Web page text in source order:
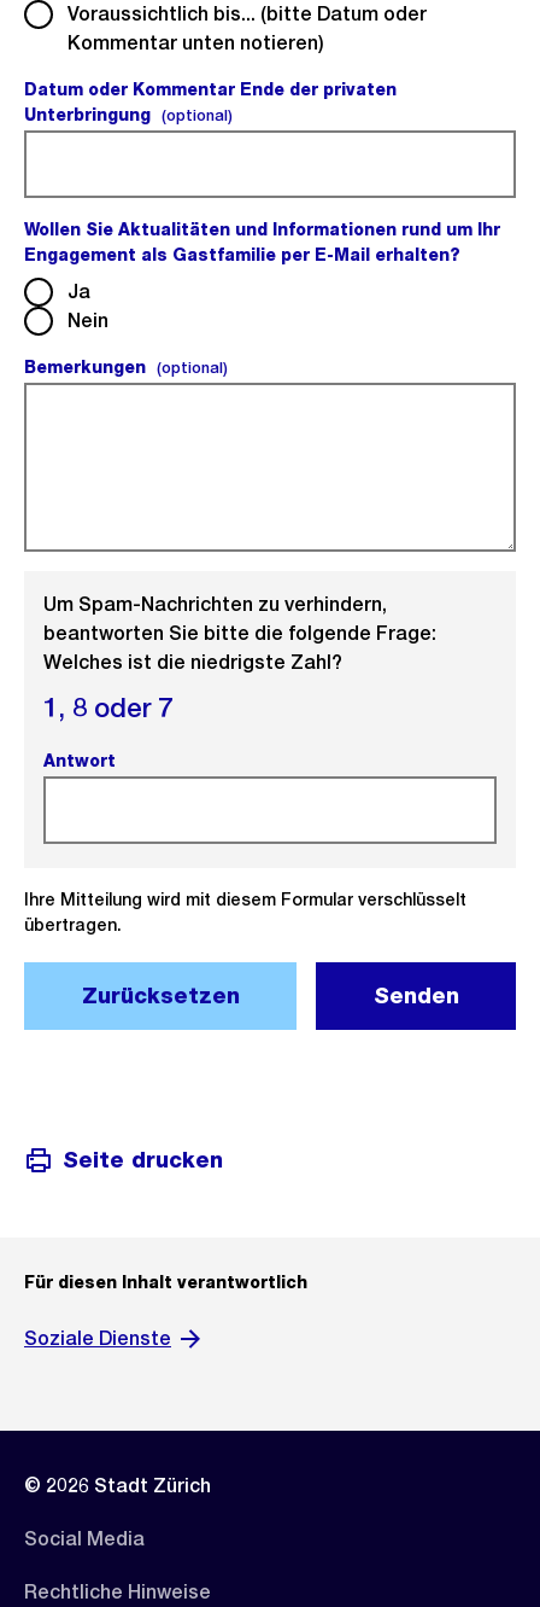
Voraussichtlich bis... (bitte Datum oder
Kommentar unten notieren)
Datum oder Kommentar Ende der privaten
Unterbringung (optional)(optional).
Wollen Sie Aktualitäten und Informationen rund um Ihr
Engagement als Gastfamilie per E-Mail erhalten?
Ja
Nein
Bemerkungen (optional)(optional).
Um Spam-Nachrichten zu verhindern,
beantworten Sie bitte die folgende Frage:
Welches ist die niedrigste Zahl?
1, 8 oder 7
Antwort
Ihre Mitteilung wird mit diesem Formular verschlüsselt
übertragen.
Zurücksetzen Senden
Seite drucken
Für diesen Inhalt verantwortlich
Soziale Dienste
© 2026 Stadt Zürich
Social Media
Rechtliche Hinweise